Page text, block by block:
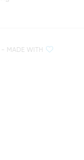
- MADE WITH